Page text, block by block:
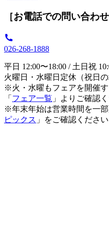
［お電話での問い合わせ
026-268-1888
平日 12:00〜18:00 / 土日祝
火曜日・水曜日定休（祝日の
※火・水曜もフェアを開催
「 フェア一覧 」よりご確認
※年末年始は営業時間を一
ピックス 」をご確認ください